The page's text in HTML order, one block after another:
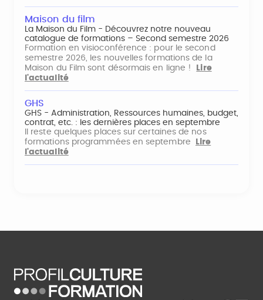
Maison du film
La Maison du Film - Découvrez notre nouveau
catalogue de formations – Second semestre 2026
Formation en visioconférence : pour le second
semestre 2026, les nouvelles formations de la
Maison du Film sont désormais en ligne !
Lire
l'actualité
GHS
GHS - Administration, Ressources humaines, budget,
contrat, etc. : les dernières places en septembre
Il reste quelques places sur certaines de nos
formations programmées en septembre
Lire
l'actualité